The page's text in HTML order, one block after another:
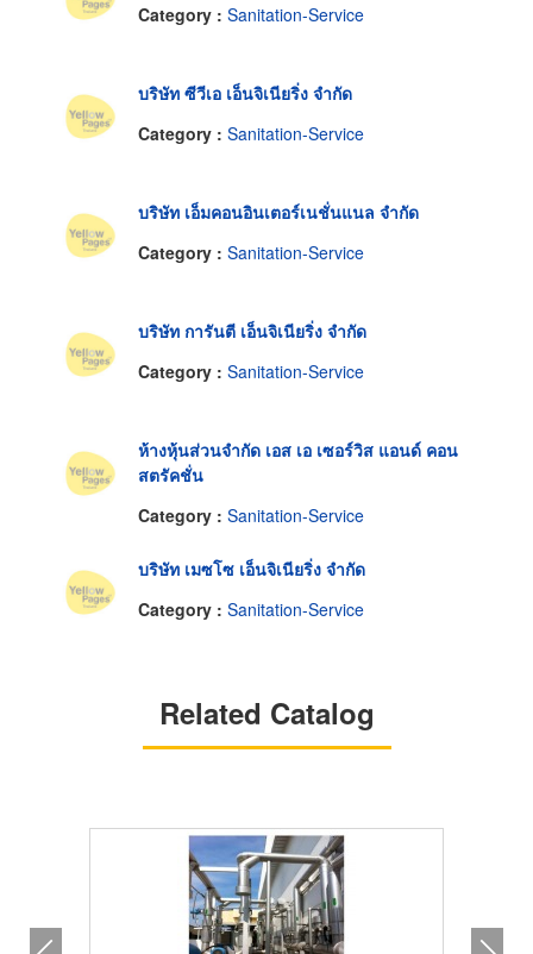
Category : Sanitation-Service
บริษัท ซีวีเอ เอ็นจิเนียริ่ง จำกัด
Category : Sanitation-Service
บริษัท เอ็มคอนอินเตอร์เนชั่นแนล จำกัด
Category : Sanitation-Service
บริษัท การันตี เอ็นจิเนียริ่ง จำกัด
Category : Sanitation-Service
ห้างหุ้นส่วนจำกัด เอส เอ เซอร์วิส แอนด์ คอน
สตรัคชั่น
Category : Sanitation-Service
บริษัท เมซโซ เอ็นจิเนียริ่ง จำกัด
Category : Sanitation-Service
Related Catalog